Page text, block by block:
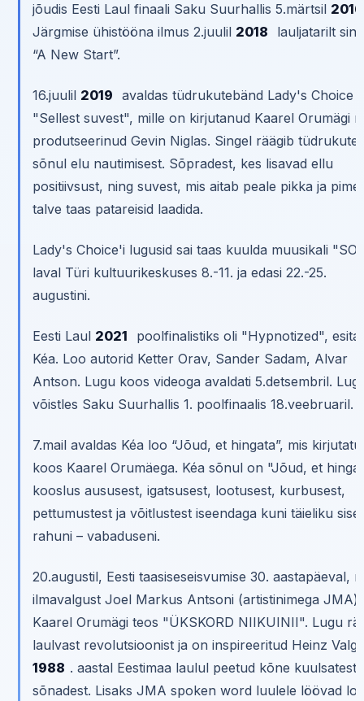
jõudis Eesti Laul finaali Saku Suurhallis 5.märtsil 2016
Järgmise ühistööna ilmus 2.juulil 2018
lauljatarilt
“A New Start”.
16.juulil 2019 avaldas tüdrukutebänd Lady's Choice
"Sellest suvest", mille on kirjutanud Kaarel Orumägi
produtseerinud Gevin Niglas. Singel räägib tüdrukute
sõnul elu nautimisest. Sõpradest, kes lisavad ellu
positiivsust, ning suvest, mis aitab peale pikka ja
talve taas patareisid laadida.
Lady's Choice'i lugusid sai taas kuulda muusikali
laval Türi kultuurikeskuses 8.-11. ja edasi 22.-25.
augustini.
Eesti Laul 2021
poolfinalistiks oli "Hypnotized",
Kéa. Loo autorid Ketter Orav, Sander Sadam, Alvar
Antson. Lugu koos videoga avaldati 5.detsembril.
võistles Saku Suurhallis 1. poolfinaalis 18.veebruaril.
7.mail avaldas Kéa loo “Jõud, et hingata”, mis
koos Kaarel Orumäega. Kéa sõnul on "Jõud, et
kooslus aususest, igatsusest, lootusest, kurbusest,
pettumustest ja võitlustest iseendaga kuni täieliku
rahuni – vabaduseni.
20.augustil, Eesti taasiseseisvumise 30. aastapäeval,
ilmavalgust Joel Markus Antsoni (artistinimega JMA)
Kaarel Orumägi teos "ÜKSKORD NIIKUINII". Lugu
laulvast revolutsioonist ja on inspireeritud Heinz
1988 . aastal Eestimaa laulul peetud kõne kuulsatest
sõnadest. Lisaks JMA spoken word luulele löövad